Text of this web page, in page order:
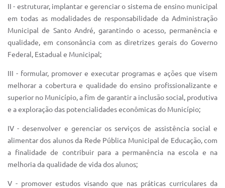
Iluminação Pública
IPTU 2025
Legislação
Lista de Comorbidades
Passe Escolar
Parque Escola
Portal da Educação
II - estruturar, implantar e gerenciar o sistema de ensino municipal
em todas as modalidades de responsabilidade da Administração
Municipal de Santo André, garantindo o acesso, permanência e
qualidade, em consonância com as diretrizes gerais do Governo
Federal, Estadual e Municipal;
III - formular, promover e executar programas e ações que visem
melhorar a cobertura e qualidade do ensino profissionalizante e
superior no Município, a fim de garantir a inclusão social, produtiva
e a exploração das potencialidades econômicas do Município;
IV - desenvolver e gerenciar os serviços de assistência social e
alimentar dos alunos da Rede Pública Municipal de Educação, com
a finalidade de contribuir para a permanência na escola e na
melhoria da qualidade de vida dos alunos;
V - promover estudos visando que nas práticas curriculares da